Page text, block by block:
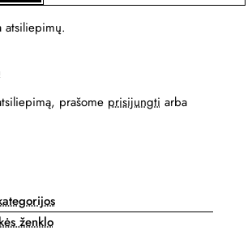
atsiliepimų.
prašome prisijungti arba
ženklo